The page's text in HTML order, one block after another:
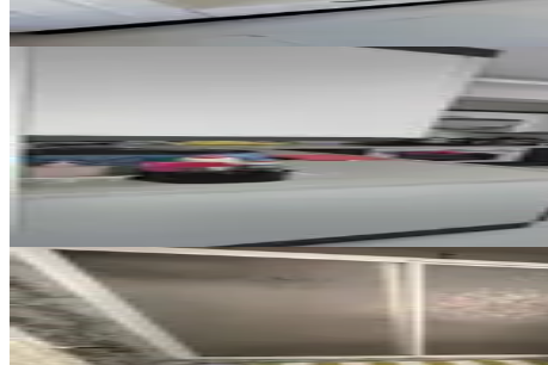
5.250.000 ₺
Mega Gayrimenkul'den Satılık
2+1·100 m²· Yüksek giriş·22.07.2026
YENİ
Üzmez Gayrimenkulden Ful
Bergama, Barbaros Mahallesi